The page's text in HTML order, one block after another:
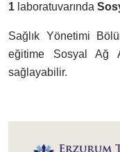
1 laboratuvarında
Sağlık Yönetimi
eğitime Sosyal Ağ
sağlayabilir.